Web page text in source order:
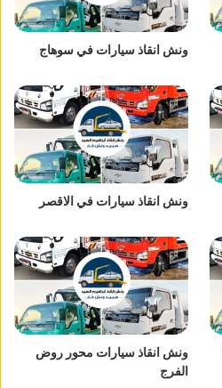
ونش انقاذ سيارات في سوهاج
ونش انقاذ سيارات في الاقصر
ونش انقاذ سيارات محور روض
الفرج